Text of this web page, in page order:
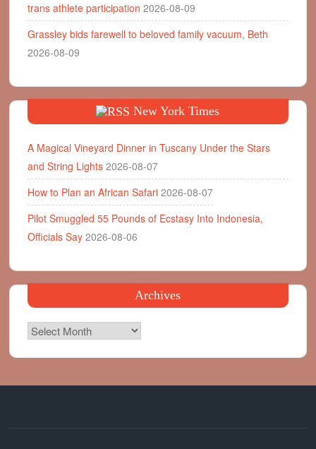
trans athlete participation 2026-08-09
Grassley bids farewell to beloved family vacuum, Beth
2026-08-09
New York Times
A Magical Vineyard Dinner in Tuscany Under the Stars
and String Lights 2026-08-07
How to Plan an African Safari 2026-08-07
Pilot Smuggled 55 Pounds of Ecstasy Into Indonesia,
Officials Say 2026-08-06
Archives
Archives